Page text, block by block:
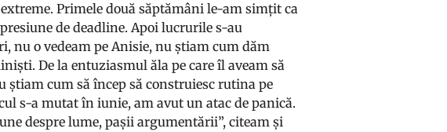
Primele două săptămâni le-am simțit ca
de deadline. Apoi lucrurile s-au
nu o vedeam pe Anisie, nu știam cum dăm
De la entuziasmul ăla pe care îl aveam să
știam cum să încep să construiesc rutina pe
s-a mutat în iunie, am avut un atac de panică.
despre lume, pașii argumentării”, citeam și